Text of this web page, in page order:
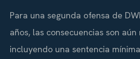
Para una segunda ofensa de
años, las consecuencias son aún
incluyendo una sentencia